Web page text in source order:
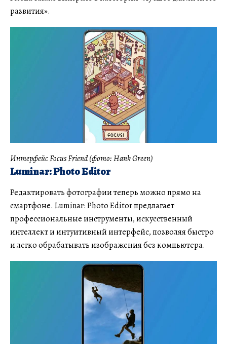
развития».
Интерфейс Focus Friend (фото: Hank Green)
Luminar: Photo Editor
Редактировать фотографии теперь можно прямо на
смартфоне. Luminar: Photo Editor предлагает
профессиональные инструменты, искусственный
интеллект и интуитивный интерфейс, позволяя быстро
и легко обрабатывать изображения без компьютера.